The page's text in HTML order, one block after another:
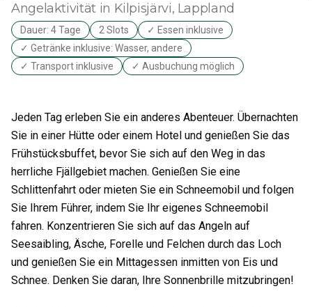
Angelaktivität in Kilpisjärvi, Lappland
Dauer: 4 Tage 2 Slots
✓ Essen inklusive
✓ Getränke inklusive: Wasser, andere
✓ Transport inklusive
✓ Ausbuchung möglich
Jeden Tag erleben Sie ein anderes Abenteuer. Übernachten
Sie in einer Hütte oder einem Hotel und genießen Sie das
Frühstücksbuffet, bevor Sie sich auf den Weg in das
herrliche Fjällgebiet machen. Genießen Sie eine
Schlittenfahrt oder mieten Sie ein Schneemobil und folgen
Sie Ihrem Führer, indem Sie Ihr eigenes Schneemobil
fahren. Konzentrieren Sie sich auf das Angeln auf
Seesaibling, Äsche, Forelle und Felchen durch das Loch
und genießen Sie ein Mittagessen inmitten von Eis und
Schnee. Denken Sie daran, Ihre Sonnenbrille mitzubringen!